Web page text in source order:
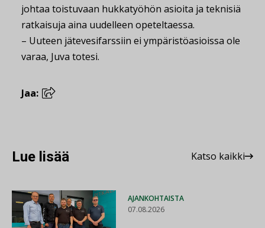
johtaa toistuvaan hukkatyöhön asioita ja teknisiä
ratkaisuja aina uudelleen opeteltaessa.
– Uuteen jätevesifarssiin ei ympäristöasioissa ole
varaa, Juva totesi.
Jaa:
Lue lisää Katso kaikki
AJANKOHTAISTA
07.08.2026